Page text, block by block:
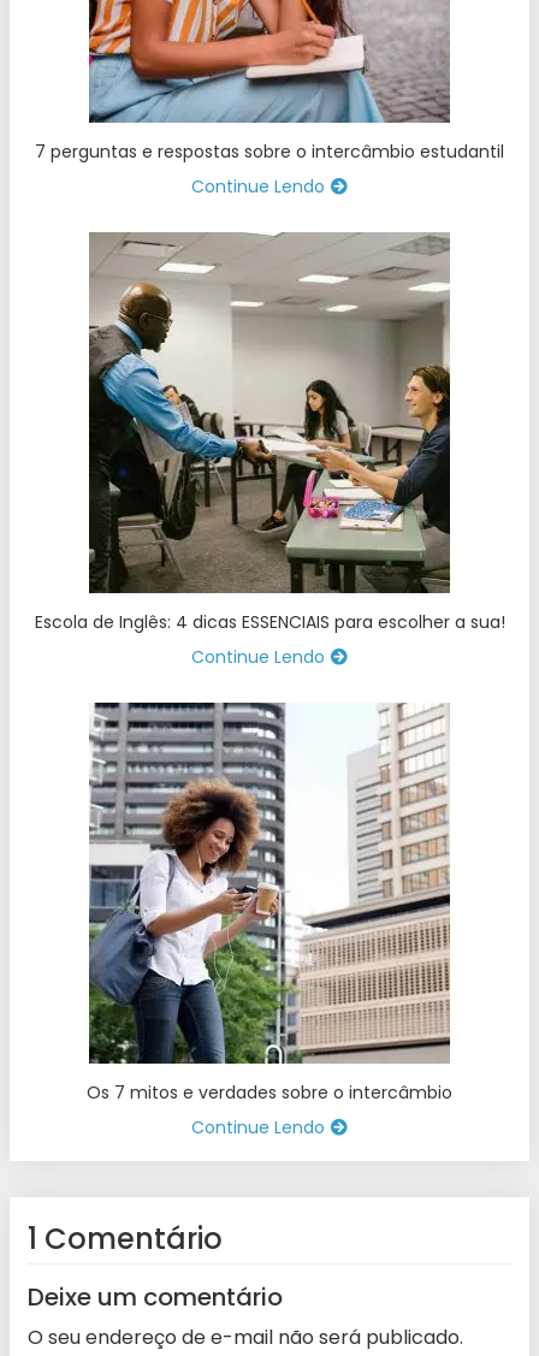
7 perguntas e respostas sobre o intercâmbio estudantil
Continue Lendo
Escola de Inglês: 4 dicas ESSENCIAIS para escolher a sua!
Continue Lendo
Os 7 mitos e verdades sobre o intercâmbio
Continue Lendo
1 Comentário
Deixe um comentário
O seu endereço de e-mail não será publicado.